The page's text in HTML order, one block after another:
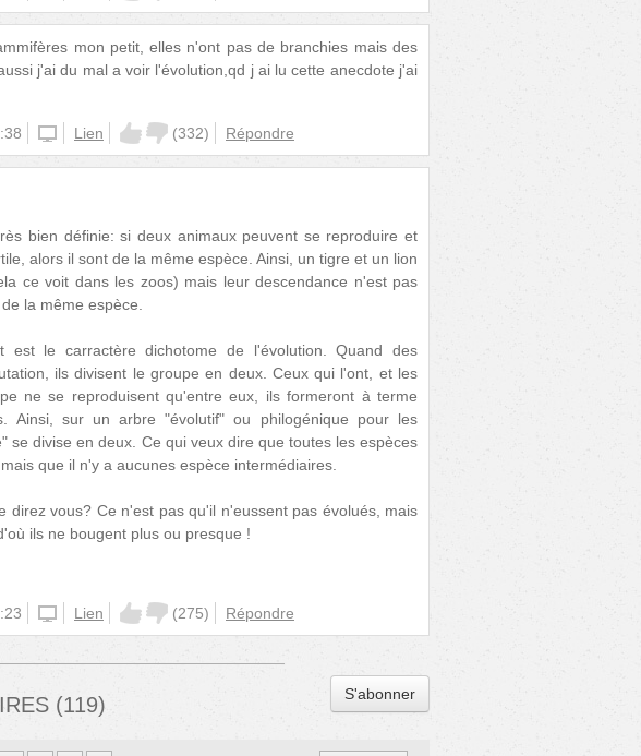
mon petit, elles n'ont pas de branchies mais des
j'ai du mal a voir l'évolution,qd j ai lu cette anecdote j'ai
unknown
Lien (332) Répondre
bien définie: si deux animaux peuvent se reproduire et
alors il sont de la même espèce. Ainsi, un tigre et un lion
ce voit dans les zoos) mais leur descendance n'est pas
la même espèce.
est le carractère dichotome de l'évolution. Quand des
ils divisent le groupe en deux. Ceux qui l'ont, et les
ne se reproduisent qu'entre eux, ils formeront à terme
Ainsi, sur un arbre "évolutif" ou philogénique pour les
se divise en deux. Ce qui veux dire que toutes les espèces
que il n'y a aucunes espèce intermédiaires.
direz vous? Ce n'est pas qu'il n'eussent pas évolués, mais
ils ne bougent plus ou presque !
unknown
Lien (275) Répondre
(119) S'abonner